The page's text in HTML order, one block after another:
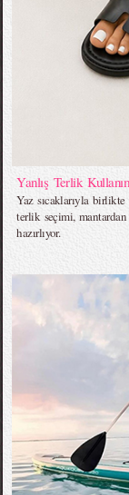
Yanlış Terlik
Yaz sıcaklarıyla
terlik seçimi,
hazırlıyor.